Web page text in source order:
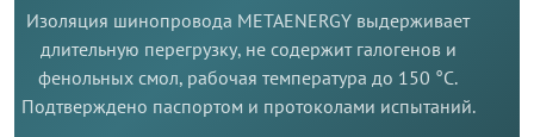
Изоляция шинопровода METAENERGY выдерживает
длительную перегрузку, не содержит галогенов и
фенольных смол, рабочая температура до 150 °C.
Подтверждено паспортом и протоколами испытаний.